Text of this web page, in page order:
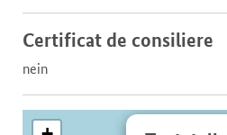
Certificat de consiliere
nein